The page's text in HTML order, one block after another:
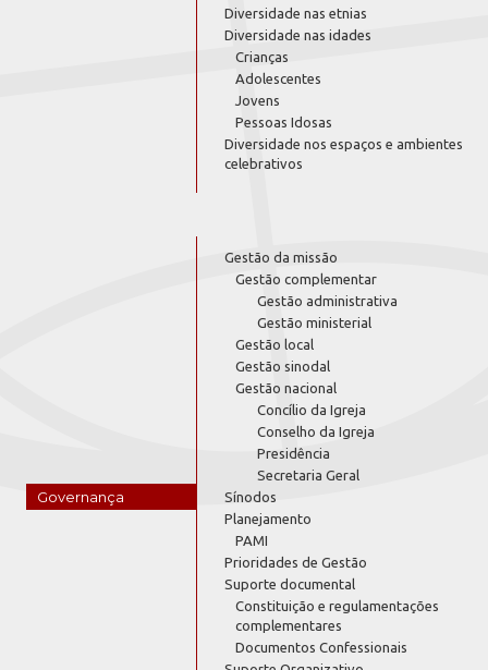
Diversidade nas etnias
Diversidade nas idades
Crianças
Adolescentes
Jovens
Pessoas Idosas
Diversidade nos espaços e ambientes
celebrativos
Governança
Gestão da missão
Gestão complementar
Gestão administrativa
Gestão ministerial
Gestão local
Gestão sinodal
Gestão nacional
Concílio da Igreja
Conselho da Igreja
Presidência
Secretaria Geral
Sínodos
Planejamento
PAMI
Prioridades de Gestão
Suporte documental
Constituição e regulamentações
complementares
Documentos Confessionais